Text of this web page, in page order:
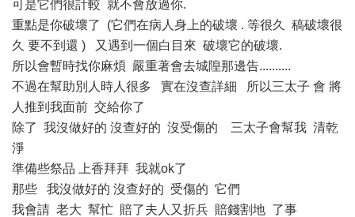
可是它們很計較 就不會放過你.
重點是你破壞了 (它們在病人身上的破壞 . 等很久 稿破壞很
久 要不到還 ) 又遇到一個白目來 破壞它的破壞.
所以會暫時找你麻煩 嚴重著會去城隍那邊告..........
不過在幫助別人時人很多 實在沒查詳細 所以三太子 會 將
人推到我面前 交給你了
除了 我沒做好的 沒查好的 沒受傷的 三太子會幫我 清乾
淨
準備些祭品 上香拜拜 我就ok了
那些 我沒做好的 沒查好的 受傷的 它們
我會請 老大 幫忙 賠了夫人又折兵 賠錢割地 了事